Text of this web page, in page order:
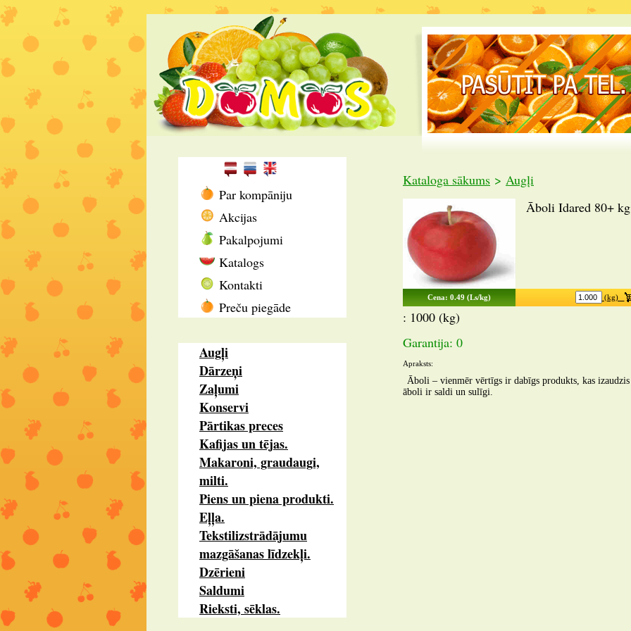
Par kompāniju
Akcijas
Pakalpojumi
Katalogs
Kontakti
Preču piegāde
Augļi
Dārzeņi
Zaļumi
Konservi
Pārtikas preces
Kafijas un tējas.
Makaroni, graudaugi,
milti.
Piens un piena produkti.
Eļļa.
Tekstilizstrādājumu
mazgāšanas līdzekļi.
Dzērieni
Saldumi
Rieksti, sēklas.
Kataloga sākums > Augļi
Āboli Idared 80+
Cena: 0.49 (Ls/kg) (kg)
: 1000 (kg)
Garantija: 0
Apraksts:
Āboli – vienmēr vērtīgs ir dabīgs produkts, kas
āboli ir saldi un sulīgi.